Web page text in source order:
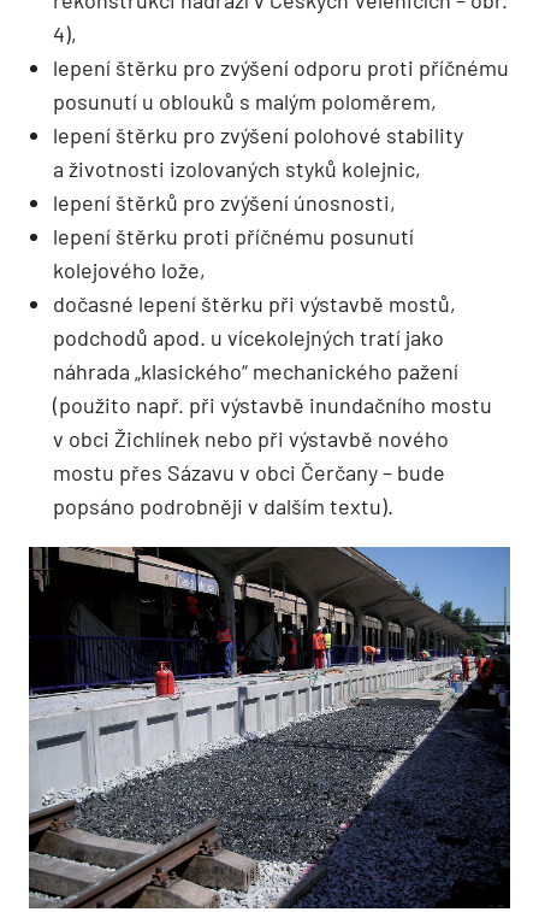
4),
lepení štěrku pro zvýšení odporu proti příčnému
posunutí u oblouků s malým poloměrem,
lepení štěrku pro zvýšení polohové stability
a životnosti izolovaných styků kolejnic,
lepení štěrků pro zvýšení únosnosti,
lepení štěrku proti příčnému posunutí
kolejového lože,
dočasné lepení štěrku při výstavbě mostů,
podchodů apod. u vícekolejných tratí jako
náhrada „klasického“ mechanického pažení
(použito např. při výstavbě inundačního mostu
v obci Žichlínek nebo při výstavbě nového
mostu přes Sázavu v obci Čerčany – bude
popsáno podrobněji v dalším textu).